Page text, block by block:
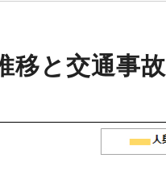
事業者
車
移と交通事